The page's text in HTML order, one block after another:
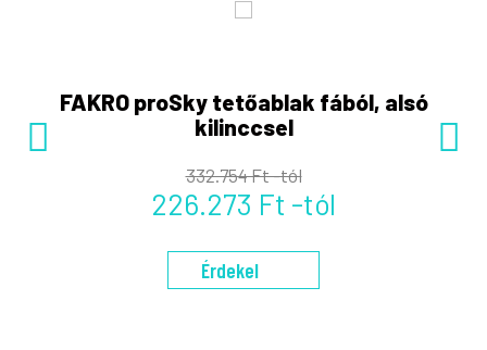
FAKRO proSky tetőablak fából, alsó
kilinccsel
332.754 Ft -tól
226.273 Ft -tól
Érdekel